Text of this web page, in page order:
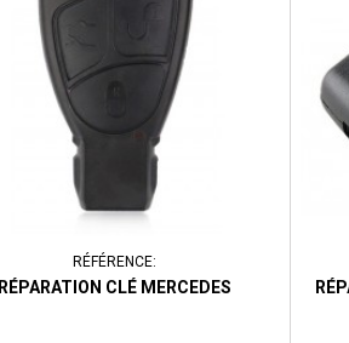
RÉFÉRENCE:
RÉPARATION CLÉ MERCEDES